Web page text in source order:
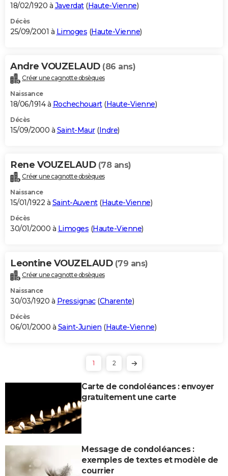
18/02/1920 à Javerdat(Haute-Vienne)
Décès
25/09/2001 à Limoges (Haute-Vienne)
Andre VOUZELAUD (86 ans)
Créer une cagnotte obsèques
Naissance
18/06/1914 à Rochechouart(Haute-Vienne)
Décès
15/09/2000 à Saint-Maur(Indre)
Rene VOUZELAUD (78 ans)
Créer une cagnotte obsèques
Naissance
15/01/1922 à Saint-Auvent(Haute-Vienne)
Décès
30/01/2000 à Limoges (Haute-Vienne)
Leontine VOUZELAUD (79 ans)
Créer une cagnotte obsèques
Naissance
30/03/1920 à Pressignac(Charente)
Décès
06/01/2000 à Saint-Junien (Haute-Vienne)
1 2
Carte de condoléances : envoyer
gratuitement une carte
Message de condoléances :
exemples de textes et modèle de
courrier